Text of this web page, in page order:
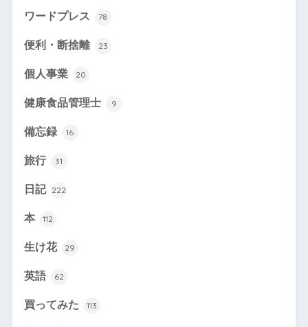
ワードプレス 78
便利・断捨離 23
個人事業 20
健康食品管理士 9
備忘録 16
旅行 31
日記 222
本 112
生け花 29
英語 62
買ってみた 113